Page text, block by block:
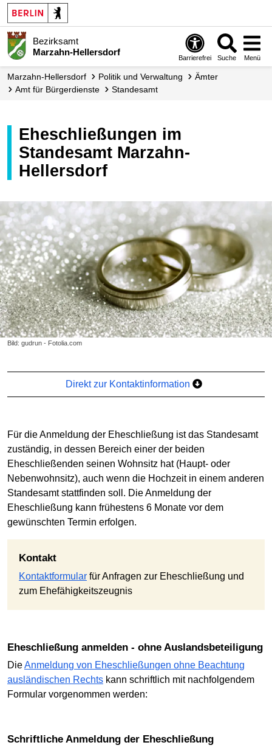
Bezirksamt
Marzahn-Hellersdorf
Barrierefrei Suche Menü
Marzahn-Hellersdorf Politik und Verwaltung
Ämter
Amt für Bürgerdienste
Standesamt
Eheschließungen im
Standesamt Marzahn-
Hellersdorf
Bild: gudrun - Fotolia.com
Direkt zur Kontaktinformation
Für die Anmeldung der Eheschließung ist das Standesamt
zuständig, in dessen Bereich einer der beiden
Eheschließenden seinen Wohnsitz hat (Haupt- oder
Nebenwohnsitz), auch wenn die Hochzeit in einem anderen
Standesamt stattfinden soll. Die Anmeldung der
Eheschließung kann frühestens 6 Monate vor dem
gewünschten Termin erfolgen.
Kontakt
Kontaktformular für Anfragen zur Eheschließung und
zum Ehefähigkeitszeugnis
Eheschließung anmelden - ohne Auslandsbeteiligung
DieAnmeldung von Eheschließungen ohne Beachtung
ausländischen Rechts kann schriftlich mit nachfolgendem
Formular vorgenommen werden:
Schriftliche Anmeldung der Eheschließung